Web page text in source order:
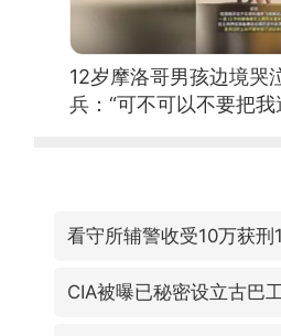
12岁摩洛哥男孩边境哭
兵：“可不可以不要把我
看守所辅警收受10万获刑
CIA被曝已秘密设立古巴